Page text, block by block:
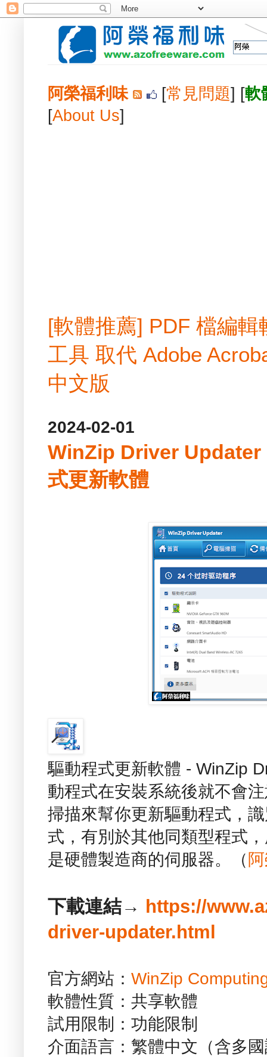
阿榮福利味 [常見問題] [軟
[About Us]
[軟體推薦] PDF 檔編
工具 取代 Adobe
中文版
2024-02-01
WinZip Driver Updater
式更新軟體
驅動程式更新軟體 - WinZip
動程式在安裝系統後就不會
掃描來幫你更新驅動程式，
式，有別於其他同類型程式
是硬體製造商的伺服器。（
下載連結→ https://
driver-updater.html
官方網站： WinZip
軟體性質：共享軟體
試用限制：功能限制
介面語言：繁體中文（含多